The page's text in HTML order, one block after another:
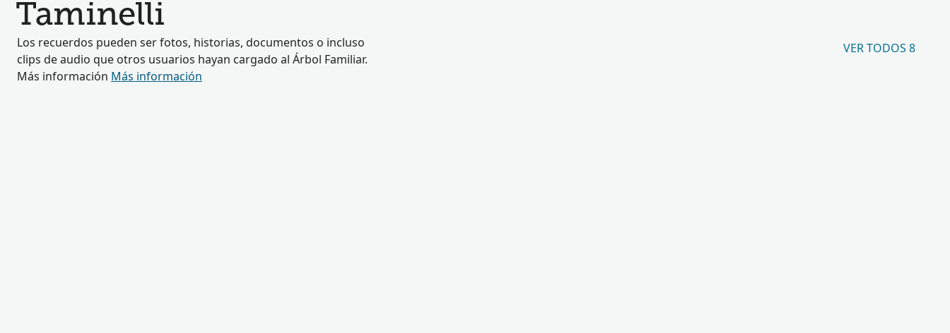
Taminelli
Los recuerdos pueden ser fotos, historias, documentos o incluso
clips de audio que otros usuarios hayan cargado al Árbol Familiar.
Más información Más información
VER TODOS 8